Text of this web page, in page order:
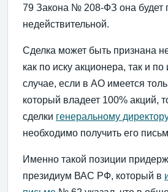
79 Закона № 208-ФЗ она будет
недействительной.
Сделка может быть признана
как по иску акционера, так и
случае, если в АО имеется
который владеет 100% акций,
сделки генеральному
необходимо получить его
Именно такой позиции
президиум ВАС РФ, который в